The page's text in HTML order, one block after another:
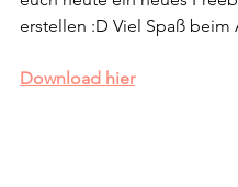
erstellen :D Viel Spaß beim
Download hier